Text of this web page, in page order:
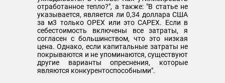
отработанное тепло?", а также: "В статье не
указывается, является ли 0,34 доллара США
за м3 только OPEX или это CAPEX. Если в
себестоимость включены все затраты, я
согласен с большинством, что это низкая
цена. Однако, если капитальные затраты не
покрываются и не упоминаются, существуют
другие варианты опреснения, которые
являются конкурентоспособными".